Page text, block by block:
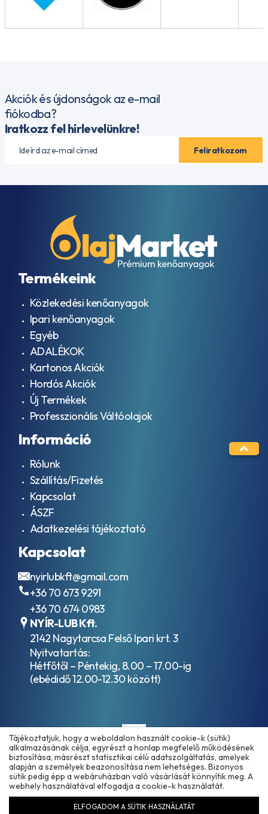
Akciók és újdonságok az e-mail
fiókodba?
Iratkozz fel hírlevelünkre!
Termékeink
Közlekedési kenőanyagok
Ipari kenőanyagok
Egyéb
ADALÉKOK
Kartonos Akciók
Hordós Akciók
Új Termékek
Professzionális Váltóolajok
Információ
Rólunk
Szállítás/Fizetés
Kapcsolat
ÁSZF
Adatkezelési tájékoztató
Kapcsolat
nyirlubkft@gmail.com
+36 70 673 9291
+36 70 674 0983
NYÍR-LUB Kft.
2142 Nagytarcsa Felső Ipari krt. 3
Nyitvatartás:
Hétfőtől – Péntekig, 8.00 – 17.00-ig
(ebédidő 12.00-12.30 között)
Copyright © 2025 - 2026 www.olajmarket.hu
Tájékoztatjuk, hogy a weboldalon használt cookie-k (sütik)
alkalmazásának célja, egyrészt a honlap megfelelő működésének
biztosítása, másrészt statisztikai célú adatszolgáltatás, amelyek
alapján a személyek beazonosítása nem lehetséges. Bizonyos
sütik pedig épp a webáruházban való vásárlását könnyítik meg. A
webhely használatával elfogadja a cookie-k használatát.
ELFOGADOM A SÜTIK HASZNÁLATÁT